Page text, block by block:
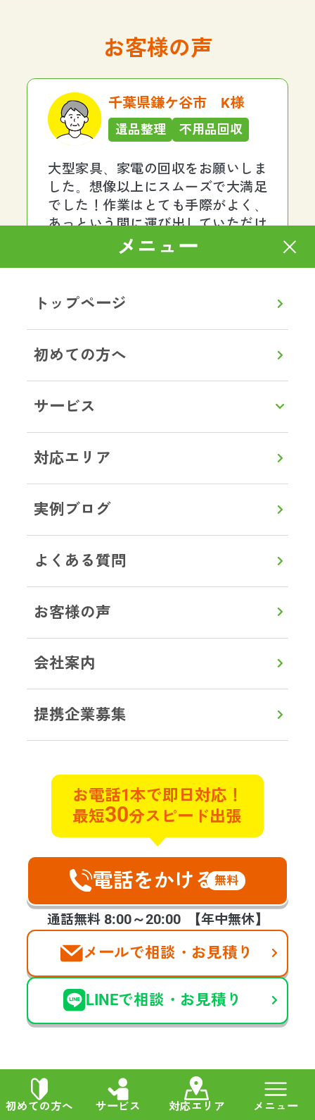
初めての方へ サービス 対応エリア メニュー
メニュー
トップページ
初めての方へ
サービス
対応エリア
実例ブログ
よくある質問
お客様の声
会社案内
提携企業募集
お電話1本で即日対応！
最短30分スピード出張
電話をかける無料
通話無料 8:00～20:00 【年中無休】
メールで相談・お見積り
LINEで相談・お見積り
お客様の声
千葉県鎌ケ谷市 K様
遺品整理 不用品回収
大型家具、家電の回収をお願いしま
した。想像以上にスムーズで大満足
でした！作業はとても手際がよく、
あっという間に運び出していただけ
ました。作業員の方も感じがよく、
でストレスなく対応していただき、
ばぜひお願いしたいと思います。あ
りがとうございました。
一人暮らしをしていた母が孤独死し
ているとの連絡が。部屋はゴミ屋敷
状態で、とても清掃できるような状
況ではありませんでした。遠方のた
め立ち合いは出来ませんでしたが、
電話でとても親切丁寧に接していた
も明確で作業中もこまめに連絡をい
遺品整理
清掃と遺品整理のご相談させていた
だきました。早朝で対応していただ
けるのか不安でしたが電話に出てく
れ、すぐに対応します！と言ってく
ださったときのホッといたしまし
た。今回のような急な連絡を受けた
際は手が震えましたが、スタッフの
方の対応良さ、作業もとてもスピー
ディーに進めて頂き、お願いして本
当に良かったです。
他の声も見る